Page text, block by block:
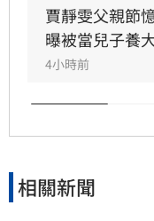
在門外落淚。最
父親曬太陽時，
父親，沒想到那
後便陷入永眠。
中最深的遺憾，
關係，但錯過的
賈靜雯父親節
曝被當兒子養
4小時前
相關新聞